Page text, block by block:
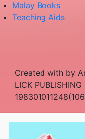
Malay Books
Teaching Aids
Created with by
LICK